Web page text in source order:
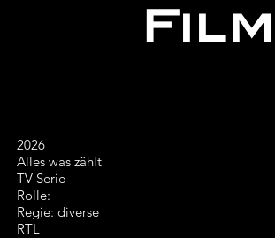
2026
Alles was zählt
TV-Serie
Rolle:
Regie: diverse
RTL